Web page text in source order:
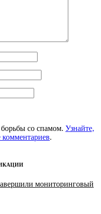
со спамом. Узнайте,
.
мониторинговый